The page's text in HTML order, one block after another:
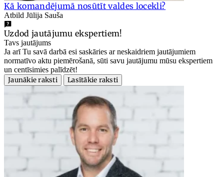
Kā komandējumā nosūtīt valdes locekli?
Atbild Jūlija Sauša
Uzdod jautājumu ekspertiem!
Tavs jautājums
Ja arī Tu savā darbā esi saskāries ar neskaidriem jautājumiem
normatīvo aktu piemērošanā, sūti savu jautājumu mūsu ekspertiem
un centīsimies palīdzēt!
Jaunākie raksti
Lasītākie raksti